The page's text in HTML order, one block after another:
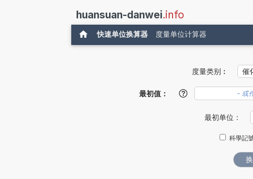
huansuan-danwei.info
快速单位换算器 度量单位计算器
度量类别︰
最初值： ?
最初单位：
科學記